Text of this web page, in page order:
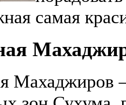
самая
Махаджиров